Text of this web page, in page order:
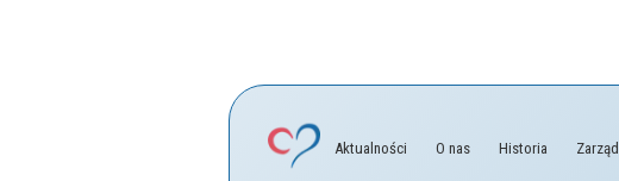
Aktualności O nas Historia Zarząd